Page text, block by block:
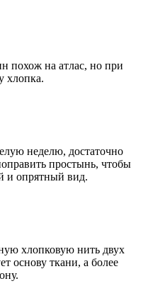
похож на атлас, но при
хлопка.
неделю, достаточно
простынь, чтобы
и опрятный вид.
хлопковую нить двух
основу ткани, а более